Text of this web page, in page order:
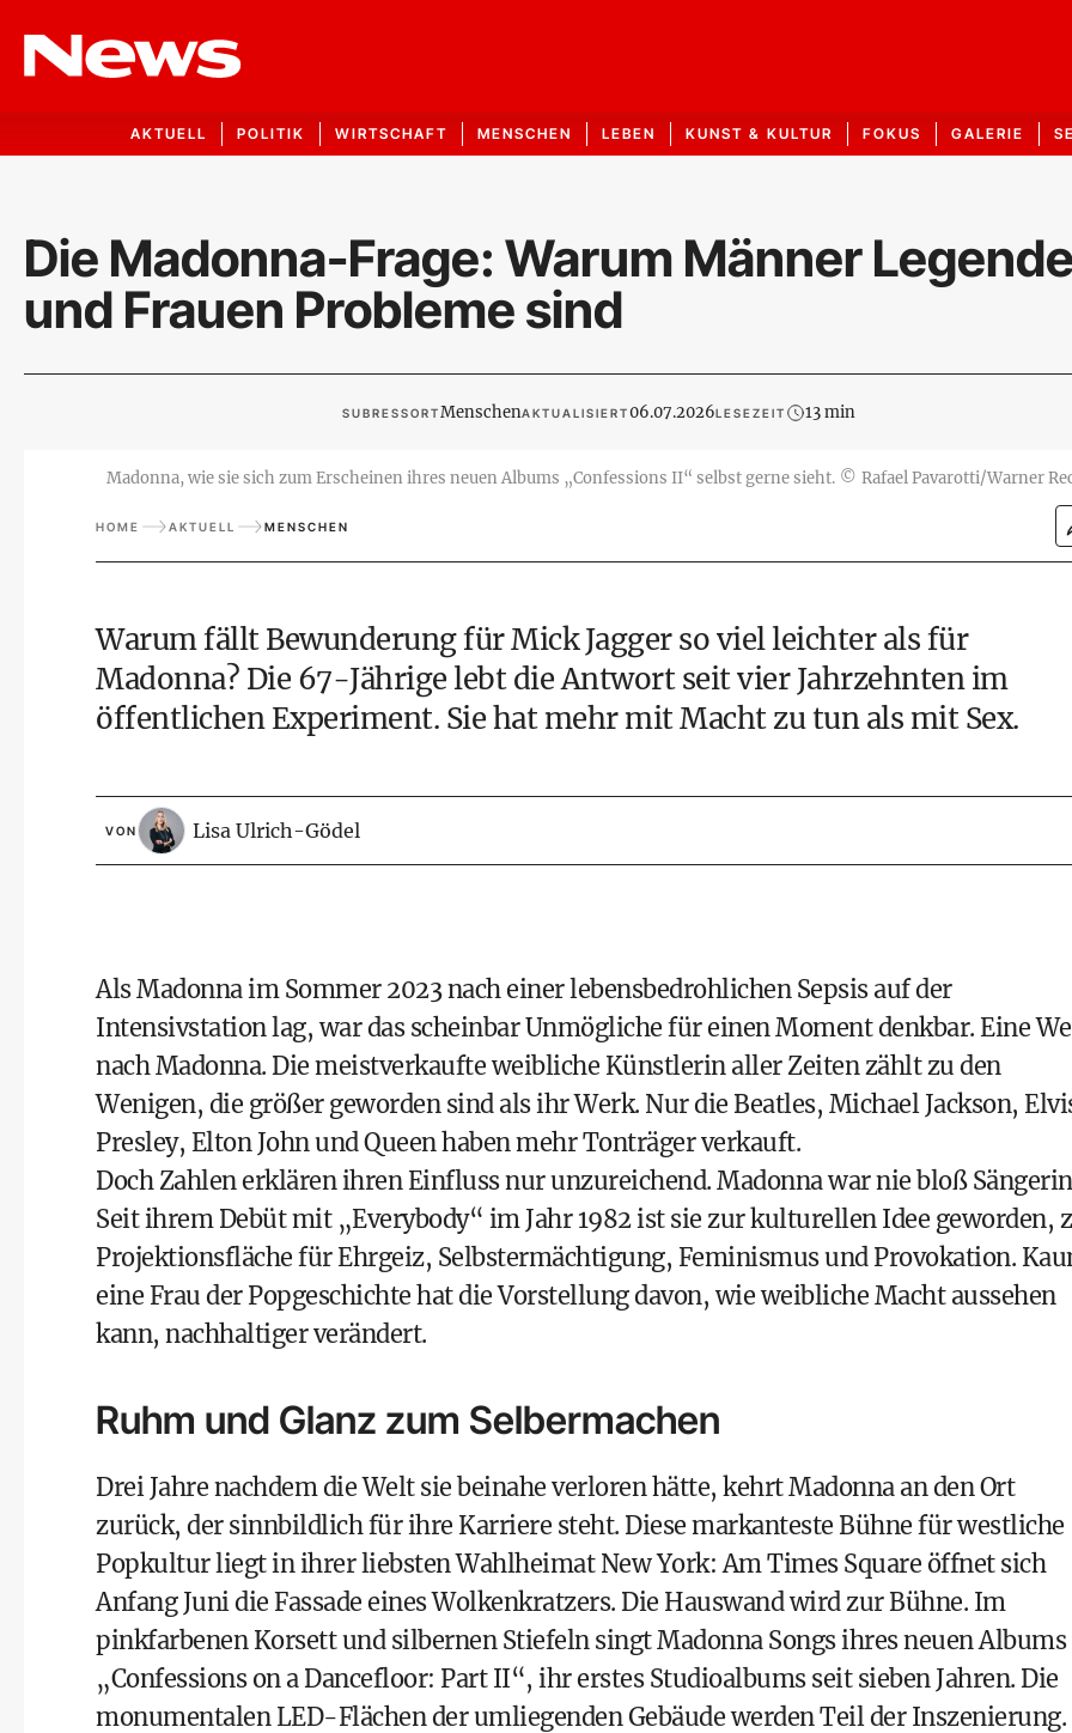
AKTUELL POLITIK WIRTSCHAFT MENSCHEN LEBEN KUNST & KULTUR FOKUS GALERIE
Die Madonna-Frage: Warum Männer
und Frauen Probleme sind
SUBRESSORTMenschenAKTUALISIERT06.07.2026LESEZEIT 13 min
Madonna, wie sie sich zum Erscheinen ihres neuen Albums „Confessions II“ selbst gerne sieht. © Rafael Pavarotti/Warner
HOME AKTUELL MENSCHEN
Warum fällt Bewunderung für Mick Jagger so viel leichter als für
Madonna? Die 67-Jährige lebt die Antwort seit vier Jahrzehnten im
öffentlichen Experiment. Sie hat mehr mit Macht zu tun als mit Sex.
VON Lisa Ulrich-Gödel
Als Madonna im Sommer 2023 nach einer lebensbedrohlichen Sepsis auf der
Intensivstation lag, war das scheinbar Unmögliche für einen Moment denkbar. Eine
nach Madonna. Die meistverkaufte weibliche Künstlerin aller Zeiten zählt zu den
Wenigen, die größer geworden sind als ihr Werk. Nur die Beatles, Michael Jackson,
Presley, Elton John und Queen haben mehr Tonträger verkauft.
Doch Zahlen erklären ihren Einfluss nur unzureichend. Madonna war nie bloß
Seit ihrem Debüt mit „Everybody“ im Jahr 1982 ist sie zur kulturellen Idee geworden,
Projektionsfläche für Ehrgeiz, Selbstermächtigung, Feminismus und Provokation.
eine Frau der Popgeschichte hat die Vorstellung davon, wie weibliche Macht aussehen
kann, nachhaltiger verändert.
Ruhm und Glanz zum Selbermachen
Drei Jahre nachdem die Welt sie beinahe verloren hätte, kehrt Madonna an den Ort
zurück, der sinnbildlich für ihre Karriere steht. Diese markanteste Bühne für westliche
Popkultur liegt in ihrer liebsten Wahlheimat New York: Am Times Square öffnet sich
Anfang Juni die Fassade eines Wolkenkratzers. Die Hauswand wird zur Bühne. Im
pinkfarbenen Korsett und silbernen Stiefeln singt Madonna Songs ihres neuen Albums
„Confessions on a Dancefloor: Part II“, ihr erstes Studioalbums seit sieben Jahren. Die
monumentalen LED-Flächen der umliegenden Gebäude werden Teil der Inszenierung.